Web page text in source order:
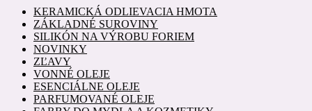
KERAMICKÁ ODLIEVACIA HMOTA
ZÁKLADNÉ SUROVINY
SILIKÓN NA VÝROBU FORIEM
NOVINKY
ZĽAVY
VONNÉ OLEJE
ESENCIÁLNE OLEJE
PARFUMOVANÉ OLEJE